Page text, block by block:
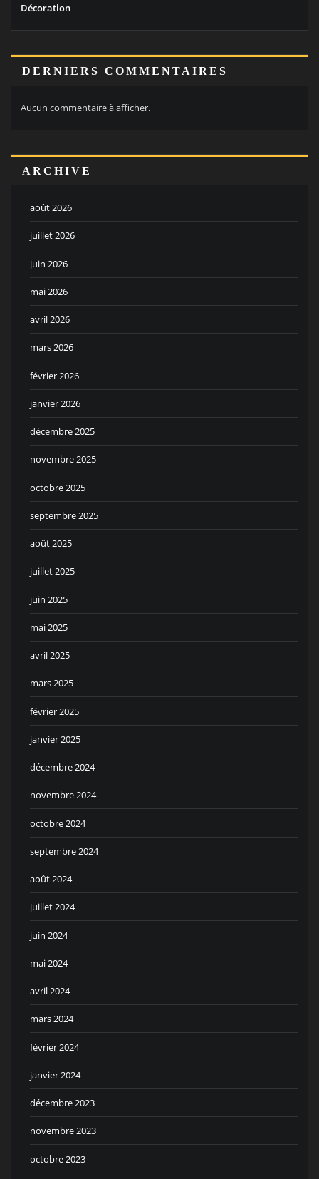
Décoration
DERNIERS COMMENTAIRES
Aucun commentaire à afficher.
ARCHIVE
août 2026
juillet 2026
juin 2026
mai 2026
avril 2026
mars 2026
février 2026
janvier 2026
décembre 2025
novembre 2025
octobre 2025
septembre 2025
août 2025
juillet 2025
juin 2025
mai 2025
avril 2025
mars 2025
février 2025
janvier 2025
décembre 2024
novembre 2024
octobre 2024
septembre 2024
août 2024
juillet 2024
juin 2024
mai 2024
avril 2024
mars 2024
février 2024
janvier 2024
décembre 2023
novembre 2023
octobre 2023